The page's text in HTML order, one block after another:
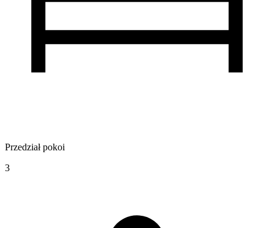
Przedział pokoi
3